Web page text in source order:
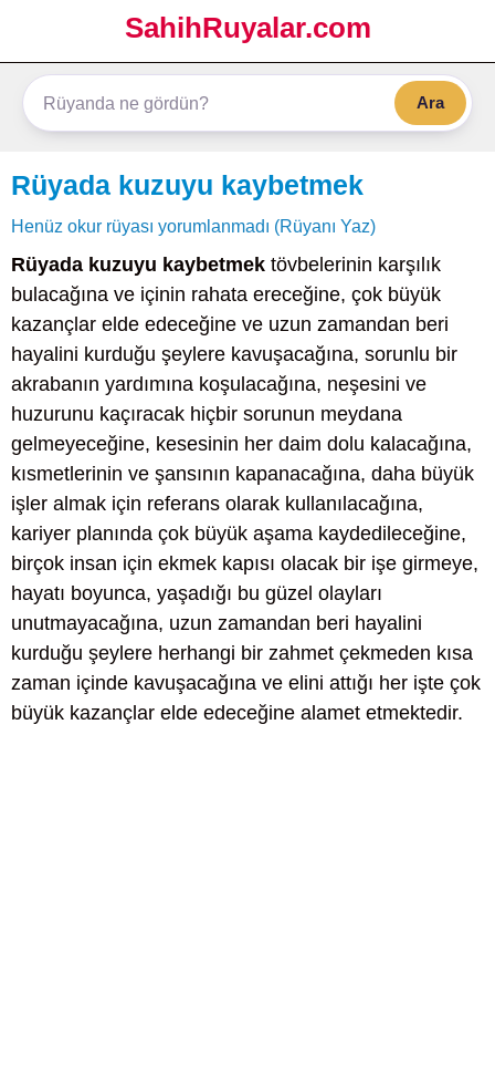
SahihRuyalar.com
Ara
Rüyada kuzuyu kaybetmek
Henüz okur rüyası yorumlanmadı (Rüyanı Yaz)
Rüyada kuzuyu kaybetmek tövbelerinin karşılık
bulacağına ve içinin rahata ereceğine, çok büyük
kazançlar elde edeceğine ve uzun zamandan beri
hayalini kurduğu şeylere kavuşacağına, sorunlu bir
akrabanın yardımına koşulacağına, neşesini ve
huzurunu kaçıracak hiçbir sorunun meydana
gelmeyeceğine, kesesinin her daim dolu kalacağına,
kısmetlerinin ve şansının kapanacağına, daha büyük
işler almak için referans olarak kullanılacağına,
kariyer planında çok büyük aşama kaydedileceğine,
birçok insan için ekmek kapısı olacak bir işe girmeye,
hayatı boyunca, yaşadığı bu güzel olayları
unutmayacağına, uzun zamandan beri hayalini
kurduğu şeylere herhangi bir zahmet çekmeden kısa
zaman içinde kavuşacağına ve elini attığı her işte çok
büyük kazançlar elde edeceğine alamet etmektedir.